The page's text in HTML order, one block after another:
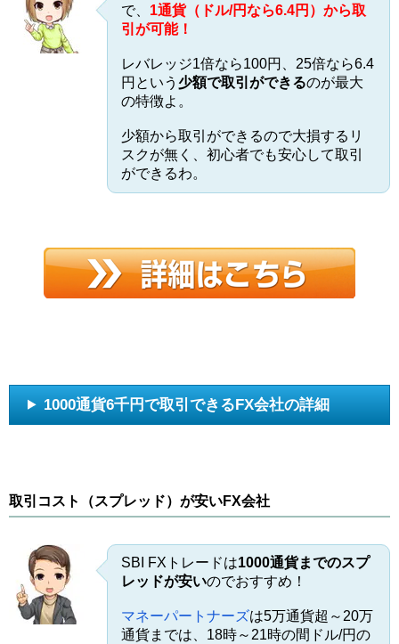
で、 1通貨（ドル/円なら6.4円） から取
引が可能！
レバレッジ1倍なら100円、25倍なら6.4
円という 少額で取引ができるのが最大
の特徴よ。
少額から取引ができるので大損するリ
スクが無く、初心者でも安心して取引
ができるわ。
1000通貨6千円で取引できるFX会社の詳細
取引コスト（スプレッド）が安いFX会社
SBI FXトレードは1000通貨までのスプ
レッドが安いのでおすすめ！
マネーパートナーズは5万通貨超～20万
通貨までは、18時～21時の間ドル/円の